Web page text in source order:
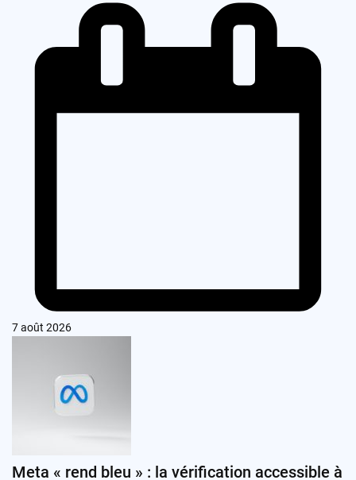
7 août 2026
Meta « rend bleu » : la vérification accessible à